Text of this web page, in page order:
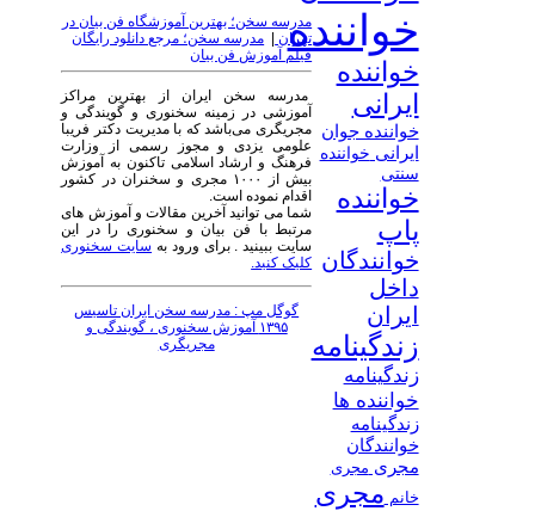
مدرسه سخن؛ بهترین آموزشگاه فن بیان در
تهران | مدرسه سخن؛ مرجع دانلود رایگان
فیلم آموزش فن بیان
مدرسه سخن ایران از بهترین مراکز
آموزشی در زمینه سخنوری و گویندگی و
مجریگری می‌باشد که با مدیریت دکتر فریبا
علومی یزدی و مجوز رسمی از وزارت
فرهنگ و ارشاد اسلامی تاکنون به آموزش
بیش از ۱۰۰۰ مجری و سخنران در کشور
اقدام نموده است.
شما می توانید آخرین مقالات و آموزش های
مرتبط با فن بیان و سخنوری را در این
سایت ببینید . برای ورود به سایت سخنوری
کلیک کنید.
گوگل مپ : مدرسه سخن ایران تاسیس
۱۳۹۵ آموزش سخنوری ، گویندگی و
مجریگری
خواننده
خواننده
ایرانی
خواننده جوان
ایرانی خواننده
سنتی
خواننده
پاپ
خوانندگان
داخل
ایران
زندگینامه
زندگینامه
خواننده ها
زندگینامه
خوانندگان
مجری مجری
خانم مجری